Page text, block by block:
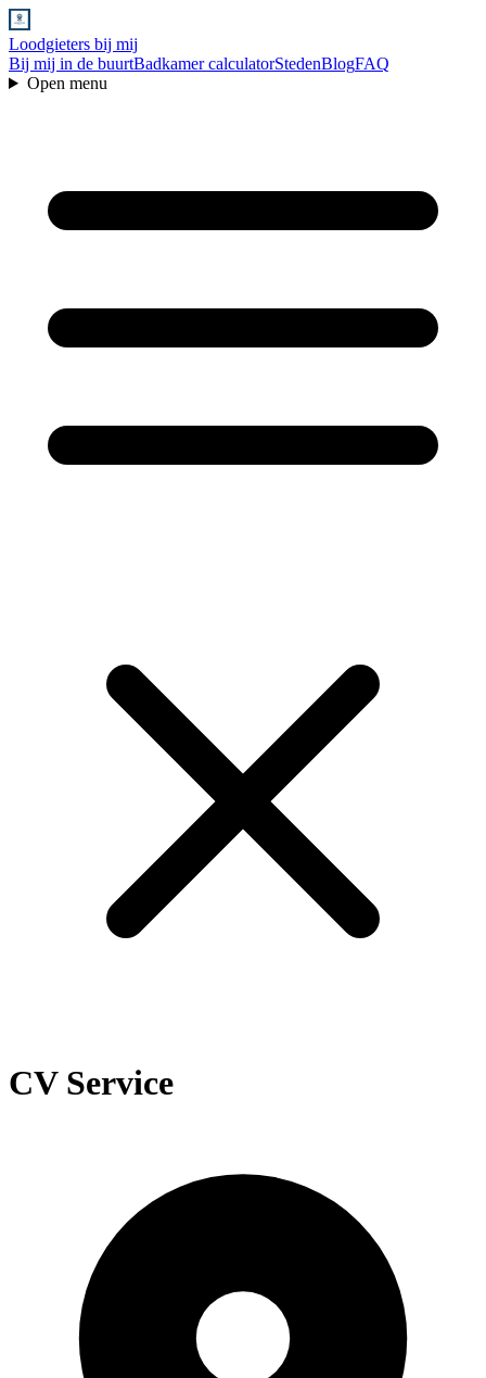
Loodgieters bij mij
Bij mij in de buurtBadkamer calculatorStedenBlogFAQ
Open menu
CV Service